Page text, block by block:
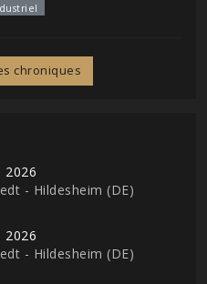
chroniques
2026
- Hildesheim (DE)
2026
- Hildesheim (DE)